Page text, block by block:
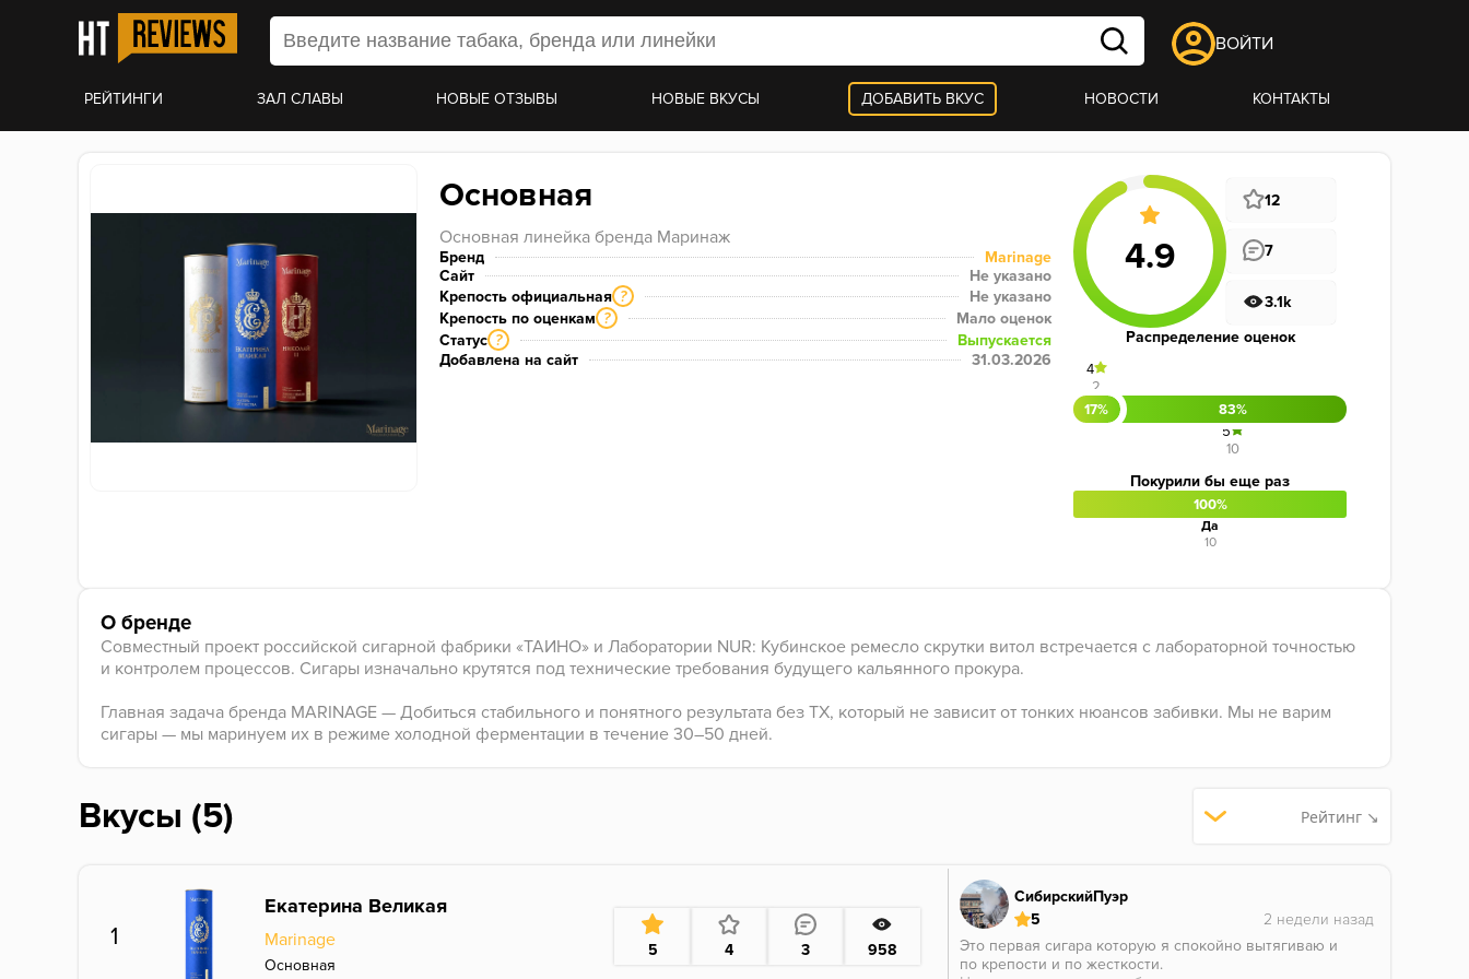
ВОЙТИ
РЕЙТИНГИ ЗАЛ СЛАВЫ НОВЫЕ ОТЗЫВЫ НОВЫЕ ВКУСЫ ДОБАВИТЬ ВКУС НОВОСТИ КОНТАКТЫ
Основная
Основная линейка бренда Маринаж
Бренд
Marinage
Сайт
Не указано
Крепость официальная ?
Не указано
Крепость по оценкам ?
Мало оценок
Статус ?
Выпускается
Добавлена на сайт
31.03.2026
12
7
3.1k
Распределение оценок
17%
4
2
83%
5
10
Покурили бы еще раз
100%
Да
10
О бренде
Совместный проект российской сигарной фабрики «ТАИНО» и Лаборатории NUR: Кубинское ремесло скрутки витол встречается с лабораторной точностью
и контролем процессов. Сигары изначально крутятся под технические требования будущего кальянного прокура.
Главная задача бренда MARINAGE — Добиться стабильного и понятного результата без ТХ, который не зависит от тонких нюансов забивки. Мы не варим
сигары — мы маринуем их в режиме холодной ферментации в течение 30–50 дней.
Вкусы (5) Рейтинг ↘
1
Екатерина Великая
Marinage
Основная
5 4 3 958
СибирскийПуэр
5
Это первая сигара которую я спокойно вытягиваю и
по крепости и по жесткости.